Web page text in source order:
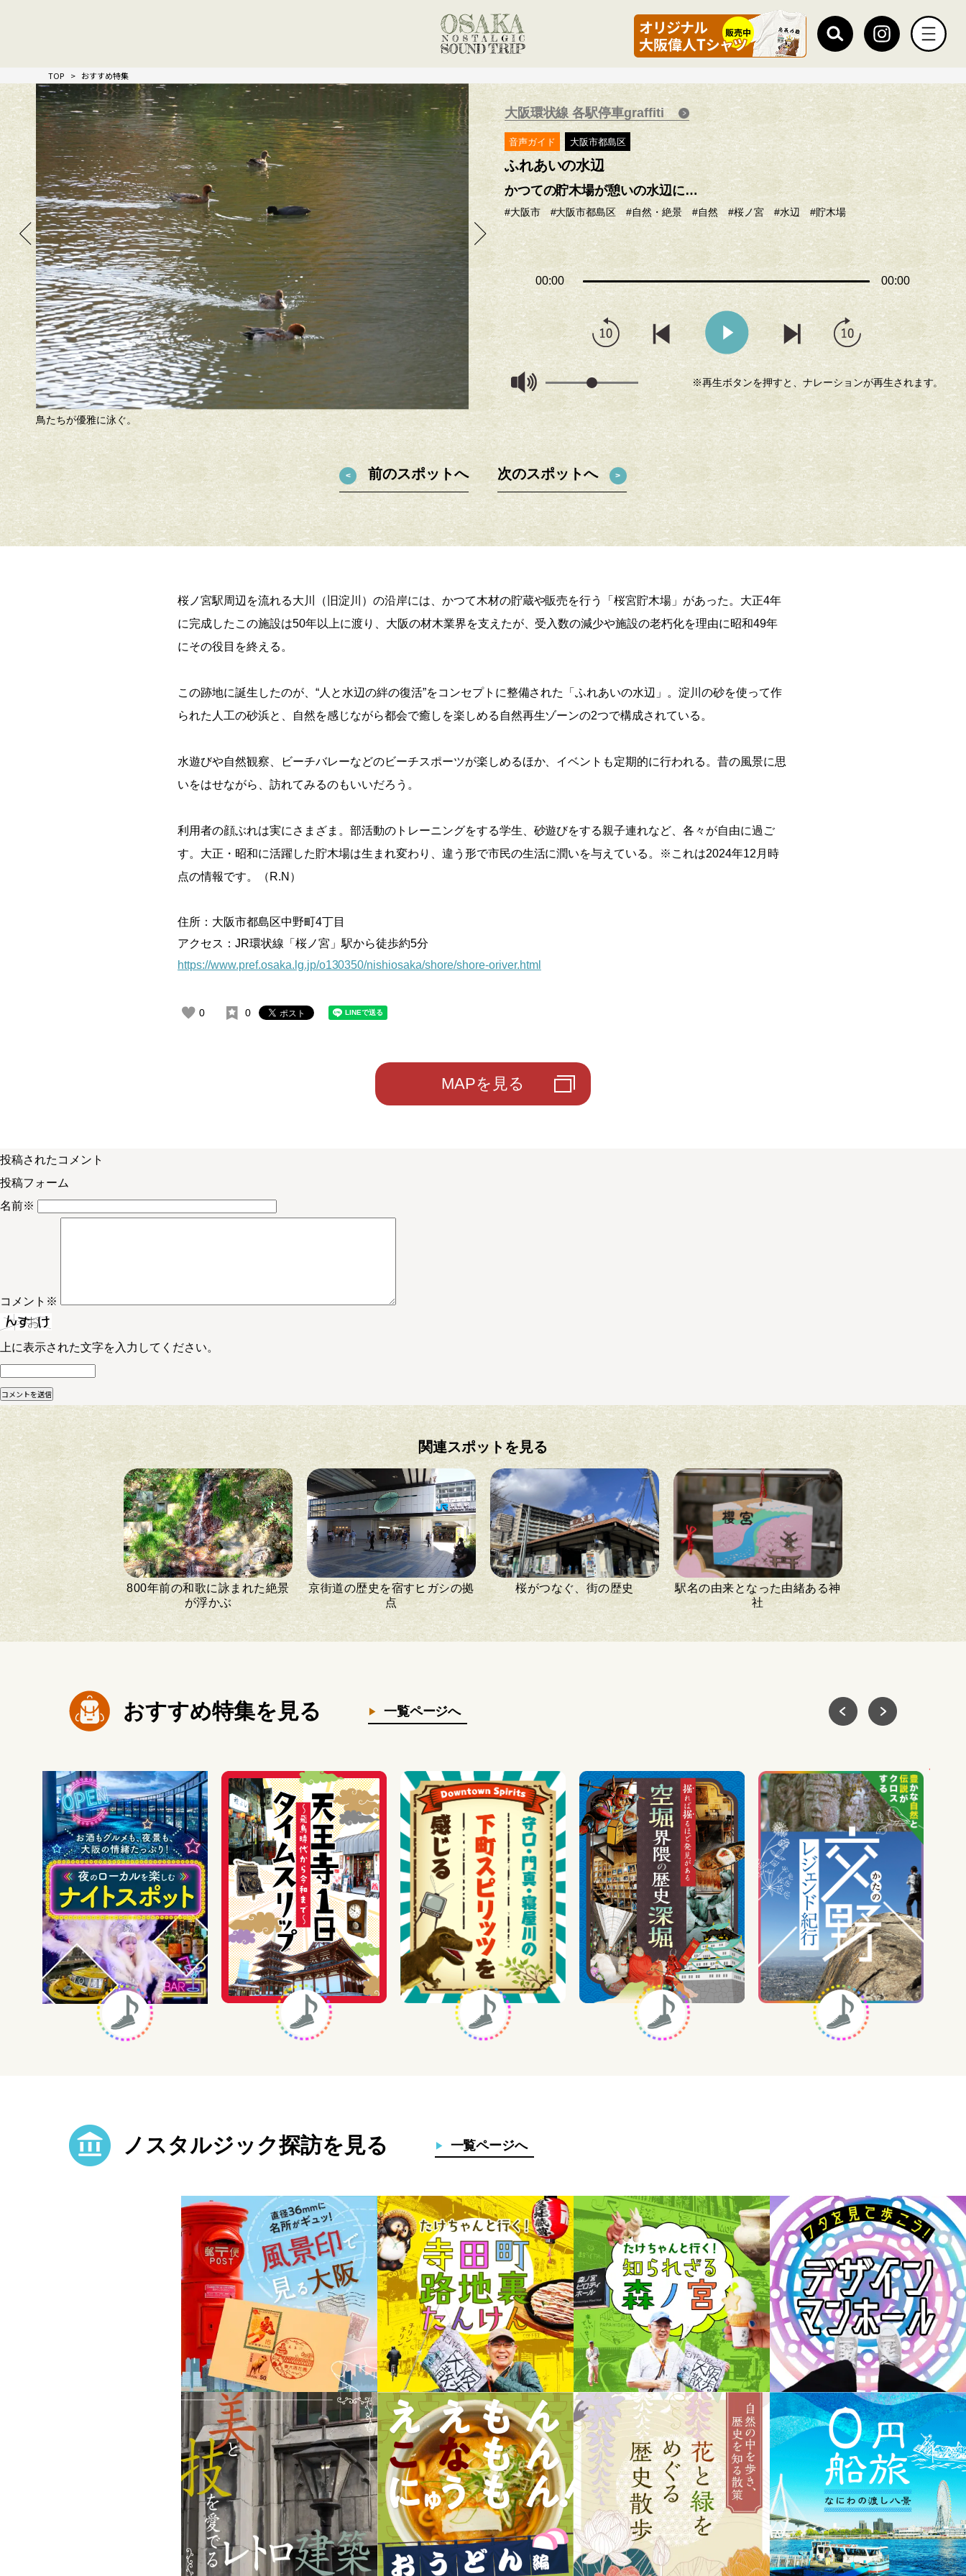
TOP おすすめ特集
学生たちがトレーニングを行う姿も。 水位を示すモニュメントが。 桜の時期に
大阪環状線 各駅停車graffiti
音声ガイド 大阪市都島区
ふれあいの水辺
かつての貯木場が憩いの水辺に…
#大阪市 #大阪市都島区 #自然・絶景 #自然 #桜ノ宮 #水辺 #貯木場
00:00 00:00
※再生ボタンを押すと、ナレーションが再生されます。
前のスポットへ 次のスポットへ
桜ノ宮駅周辺を流れる大川（旧淀川）の沿岸には、かつて木材の貯蔵や販売を行う「桜宮貯木場」があった。大正4年
に完成したこの施設は50年以上に渡り、大阪の材木業界を支えたが、受入数の減少や施設の老朽化を理由に昭和49年
にその役目を終える。
この跡地に誕生したのが、“人と水辺の絆の復活”をコンセプトに整備された「ふれあいの水辺」。淀川の砂を使って作
られた人工の砂浜と、自然を感じながら都会で癒しを楽しめる自然再生ゾーンの2つで構成されている。
水遊びや自然観察、ビーチバレーなどのビーチスポーツが楽しめるほか、イベントも定期的に行われる。昔の風景に思
いをはせながら、訪れてみるのもいいだろう。
利用者の顔ぶれは実にさまざま。部活動のトレーニングをする学生、砂遊びをする親子連れなど、各々が自由に過ご
す。大正・昭和に活躍した貯木場は生まれ変わり、違う形で市民の生活に潤いを与えている。※これは2024年12月時
点の情報です。（R.N）
住所：大阪市都島区中野町4丁目
アクセス：JR環状線「桜ノ宮」駅から徒歩約5分
https://www.pref.osaka.lg.jp/o130350/nishiosaka/shore/shore-oriver.html
0 0
MAPを見る
投稿されたコメント
投稿フォーム
名前※
コメント ※
上に表示された文字を入力してください。
関連スポットを見る
800年前の和歌に詠まれた絶景
が浮かぶ
京街道の歴史を宿すヒガシの拠
点
桜がつなぐ、街の歴史
駅名の由来となった由緒ある神
社
おすすめ特集を見る 一覧ページへ
ノスタルジック探訪を見る 一覧ページへ